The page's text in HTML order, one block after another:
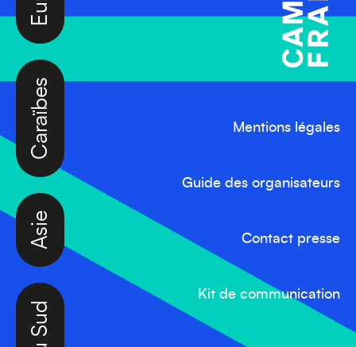
Asie
Caraïbes
Mentions légales
Guide des organisateurs
Contact presse
Kit de communication